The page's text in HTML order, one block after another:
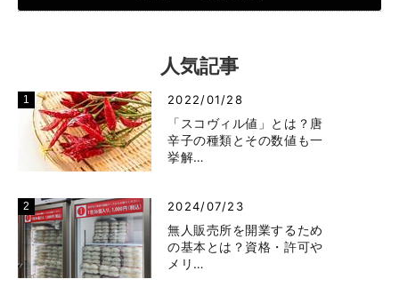
人気記事
2022/01/28
「スコヴィル値」とは？唐
辛子の種類とその数値も一
挙解…
2024/07/23
無人販売所を開業するため
の基本とは？資格・許可や
メリ…